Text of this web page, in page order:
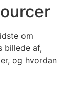
om
billede af,
og hvordan